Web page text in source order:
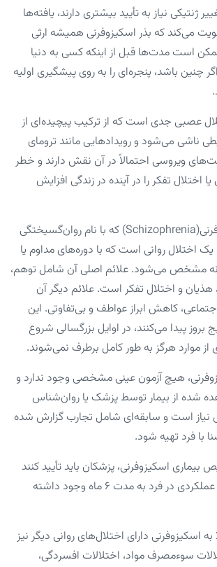
ژنتیکی نیاز به تأیید بیشتری دارند، یافته‌ها
می‌کند که بذر اسکیزوفرنی همیشه ارثی
است مدت‌ها قبل از اینکه کسی به دنیا
چنین باشد، پنجره‌ای را به روی پیشگیری اولیه
عصبی جدی است که از ترکیب پیچیده‌ای از
ناشی می‌شود و رویدادهایی مانند ترومای
ویروسی احتمالاً در آن نقش دارند و خطر
یا اختلال تفکر را در آینده در زندگی افزایش
اسکیزوفرنی یا شیزوفرنی(Schizophrenia) که با نام روان‌گسیختگی
اختلال روانی است که با دوره‌های مداوم یا
مشخص می‌شود. علائم اصلی آن شامل توهم،
هذیان و اختلال تفکر است. علائم دیگر آن
اجتماعی، کاهش ابراز عواطف و بی‌تفاوتی. این
بروز پیدا می‌کنند، در اوایل بزرگسالی شروع
موارد هرگز به ‌طور کامل برطرف نمی‌شوند.
هیچ آزمون عینی مشخصی وجود ندارد و
شده از بیمار توسط پزشک یا روان‌شناس
نیاز است و سابقه‌ای شامل تجارب گزارش‌ شده
با فرد تهیه شود.
اسکیزوفرنی، پزشکان باید تأیید کنند
که علائم و اختلالات عملکردی در فرد به مدت ۶ ماه وجود داشته
به اسکیزوفرنی دارای اختلال‌های روانی دیگر نیز
سوءمصرف مواد، اختلالات افسردگی،